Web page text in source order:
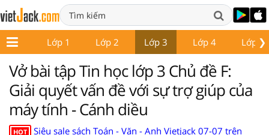
❯
Lớp 1 Lớp 2 Lớp 3 Lớp 4 Lớp 5
Vở bài tập Tin học lớp 3 Chủ đề F:
Giải quyết vấn đề với sự trợ giúp của
máy tính - Cánh diều
HOT
Siêu sale sách Toán - Văn - Anh Vietjack 07-07 trên